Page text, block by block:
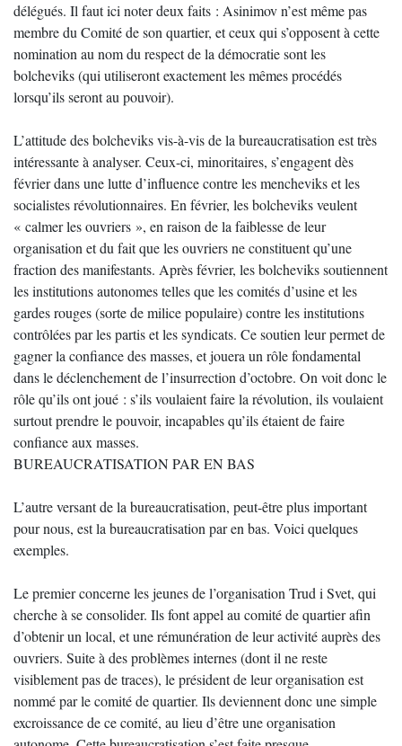
délégués. Il faut ici noter deux faits : Asinimov n’est même pas
membre du Comité de son quartier, et ceux qui s’opposent à cette
nomination au nom du respect de la démocratie sont les
bolcheviks (qui utiliseront exactement les mêmes procédés
lorsqu’ils seront au pouvoir).
L’attitude des bolcheviks vis-à-vis de la bureaucratisation est très
intéressante à analyser. Ceux-ci, minoritaires, s’engagent dès
février dans une lutte d’influence contre les mencheviks et les
socialistes révolutionnaires. En février, les bolcheviks veulent
« calmer les ouvriers », en raison de la faiblesse de leur
organisation et du fait que les ouvriers ne constituent qu’une
fraction des manifestants. Après février, les bolcheviks soutiennent
les institutions autonomes telles que les comités d’usine et les
gardes rouges (sorte de milice populaire) contre les institutions
contrôlées par les partis et les syndicats. Ce soutien leur permet de
gagner la confiance des masses, et jouera un rôle fondamental
dans le déclenchement de l’insurrection d’octobre. On voit donc le
rôle qu’ils ont joué : s’ils voulaient faire la révolution, ils voulaient
surtout prendre le pouvoir, incapables qu’ils étaient de faire
confiance aux masses.
BUREAUCRATISATION PAR EN BAS
L’autre versant de la bureaucratisation, peut-être plus important
pour nous, est la bureaucratisation par en bas. Voici quelques
exemples.
Le premier concerne les jeunes de l’organisation Trud i Svet, qui
cherche à se consolider. Ils font appel au comité de quartier afin
d’obtenir un local, et une rémunération de leur activité auprès des
ouvriers. Suite à des problèmes internes (dont il ne reste
visiblement pas de traces), le président de leur organisation est
nommé par le comité de quartier. Ils deviennent donc une simple
excroissance de ce comité, au lieu d’être une organisation